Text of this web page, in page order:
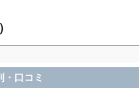
口コミ